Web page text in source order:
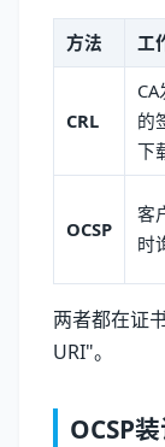
方法 工
CRL
的
下
OCSP
客
时
两者都在证
URI"。
OCSP